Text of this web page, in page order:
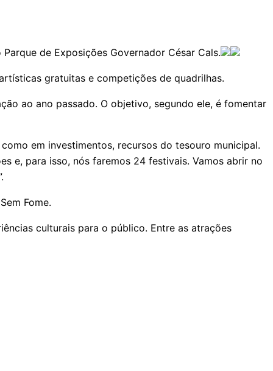
Parque de Exposições Governador César Cals.
gratuitas e competições de quadrilhas.
ao ano passado. O objetivo, segundo ele, é fomentar
em investimentos, recursos do tesouro municipal.
e, para isso, nós faremos 24 festivais. Vamos abrir no
Fome.
culturais para o público. Entre as atrações